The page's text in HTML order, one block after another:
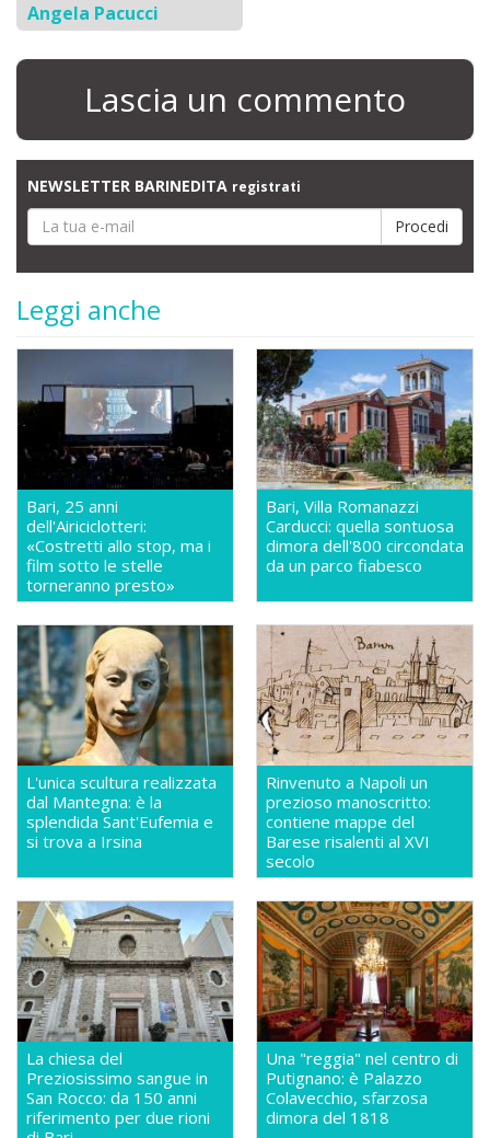
Angela Pacucci
Lascia un commento
NEWSLETTER BARINEDITA registrati
Leggi anche
Bari, 25 anni
dell'Airiciclotteri:
«Costretti allo stop, ma i
film sotto le stelle
torneranno presto»
Bari, Villa Romanazzi
Carducci: quella sontuosa
dimora dell'800 circondata
da un parco fiabesco
L'unica scultura realizzata
dal Mantegna: è la
splendida Sant'Eufemia e
si trova a Irsina
Rinvenuto a Napoli un
prezioso manoscritto:
contiene mappe del
Barese risalenti al XVI
secolo
La chiesa del
Preziosissimo sangue in
San Rocco: da 150 anni
riferimento per due rioni
Una "reggia" nel centro di
Putignano: è Palazzo
Colavecchio, sfarzosa
dimora del 1818